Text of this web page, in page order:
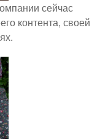
сейчас
контента, своей